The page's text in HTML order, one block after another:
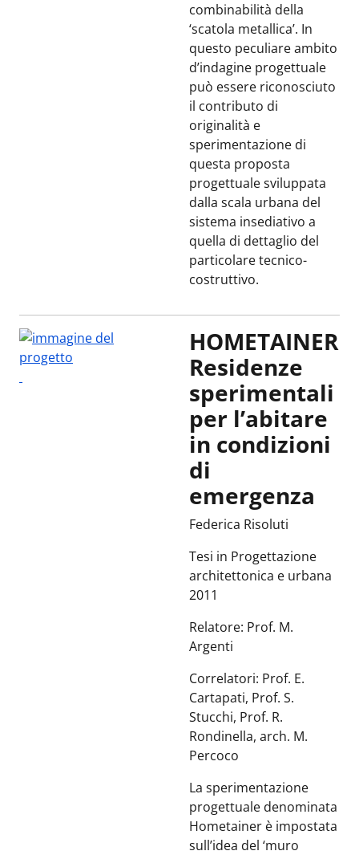
combinabilità della
‘scatola metallica’. In
questo peculiare ambito
d’indagine progettuale
può essere riconosciuto
il contributo di
originalità e
sperimentazione di
questa proposta
progettuale sviluppata
dalla scala urbana del
sistema insediativo a
quella di dettaglio del
particolare tecnico-
costruttivo.
HOMETAINER
Residenze
sperimentali
per l’abitare
in condizioni
di
emergenza
Federica Risoluti
Tesi in Progettazione
architettonica e urbana
2011
Relatore: Prof. M.
Argenti
Correlatori: Prof. E.
Cartapati, Prof. S.
Stucchi, Prof. R.
Rondinella, arch. M.
Percoco
La sperimentazione
progettuale denominata
Hometainer è impostata
sull’idea del ‘muro